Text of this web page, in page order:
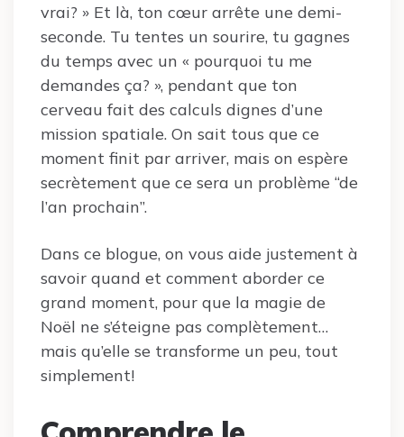
vrai? » Et là, ton cœur arrête une demi-
seconde. Tu tentes un sourire, tu gagnes
du temps avec un « pourquoi tu me
demandes ça? », pendant que ton
cerveau fait des calculs dignes d’une
mission spatiale. On sait tous que ce
moment finit par arriver, mais on espère
secrètement que ce sera un problème “de
l’an prochain”.
Dans ce blogue, on vous aide justement à
savoir quand et comment aborder ce
grand moment, pour que la magie de
Noël ne s’éteigne pas complètement…
mais qu’elle se transforme un peu, tout
simplement!